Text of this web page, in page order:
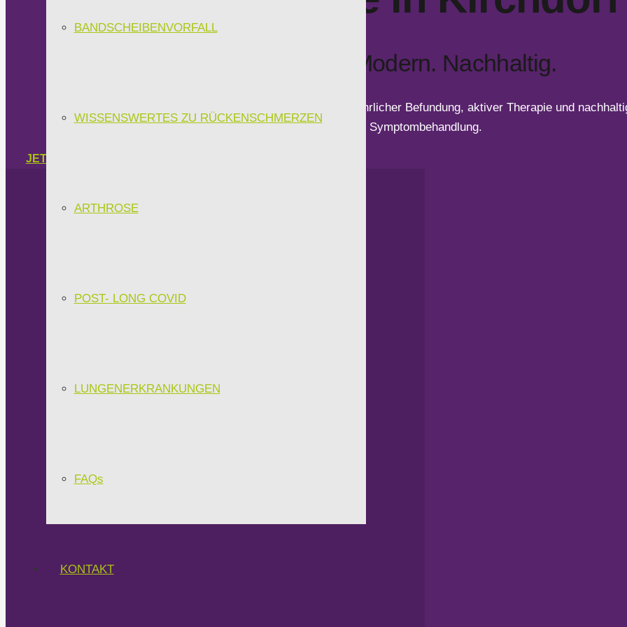
BANDSCHEIBENVORFALL
WISSENSWERTES ZU RÜCKENSCHMERZEN
ARTHROSE
POST- LONG COVID
LUNGENERKRANKUNGEN
FAQs
KONTAKT
Aktiv. Modern. Nachhaltig.
Moderne Physiotherapie und Krankengymnastik mit ausführlicher Befundung, aktiver Therapie und
Symptombehandlung.
JETZT TERMIN VEREINBAREN